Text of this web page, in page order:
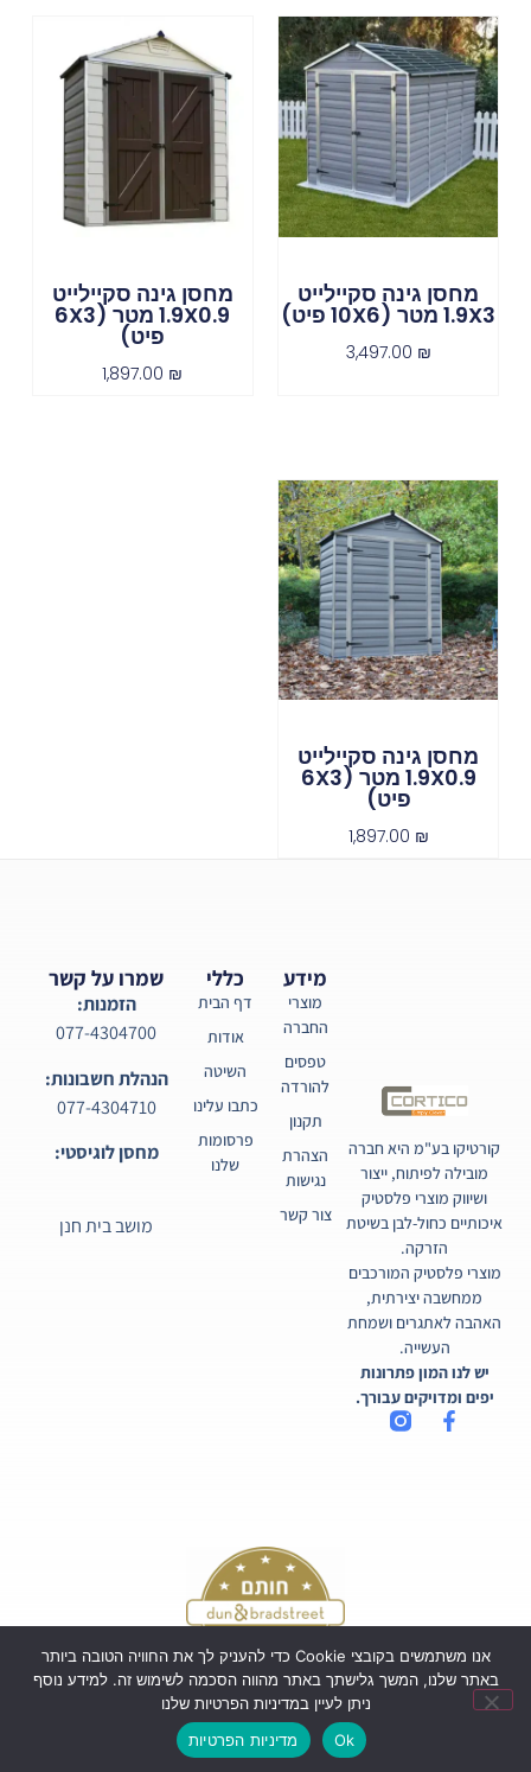
מחסן גינה סקיילייט
1.9X3 מטר (10X6 פיט)
3,497.00 ₪
מחסן גינה סקיילייט
1.9X0.9 מטר (6X3
פיט)
1,897.00 ₪
מחסן גינה סקיילייט
1.9X0.9 מטר (6X3
פיט)
1,897.00 ₪
קורטיקו בע"מ היא חברה
מובילה לפיתוח, ייצור
ושיווק מוצרי פלסטיק
איכותיים כחול-לבן בשיטת
הזרקה.
מוצרי פלסטיק המורכבים
ממחשבה יצירתית,
האהבה לאתגרים ושמחת
העשייה.
יש לנו המון פתרונות
יפים ומדויקים עבורך.
כללי
דף הבית
אודות
השיטה
כתבו עלינו
פרסומות
שלנו
מידע
מוצרי
החברה
טפסים
להורדה
תקנון
הצהרת
נגישות
צור קשר
שמרו על קשר
הזמנות:
077-4304700
הנהלת חשבונות:
077-4304710
מחסן לוגיסטי:
מושב בית חנן
כל הזכויות שמורות לקורטיקו בע"מ ©
Powered by Webi Digital
אנו משתמשים בקובצי Cookie כדי להעניק לך את החוויה הטובה ביותר
באתר שלנו, המשך גלישתך באתר מהווה הסכמה לשימוש זה. למידע נוסף
ניתן לעיין במדיניות הפרטיות שלנו
Ok
מדיניות הפרטיות